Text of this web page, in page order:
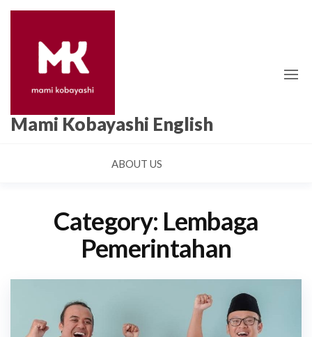
Skip
Mami Kobayashi English
ABOUT US
Category: Lembaga
Pemerintahan